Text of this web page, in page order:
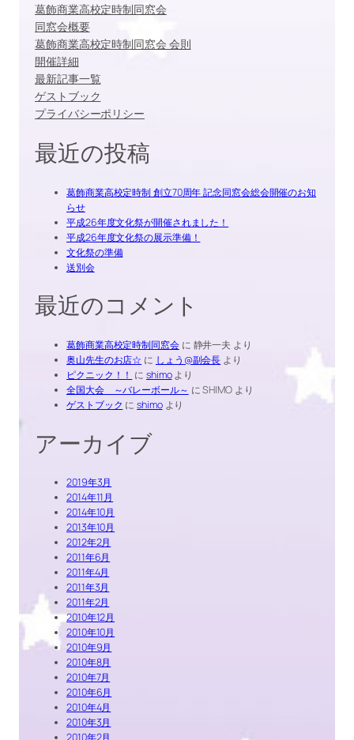
葛飾商業高校定時制同窓会
同窓会概要
葛飾商業高校定時制同窓会 会則
開催詳細
最新記事一覧
ゲストブック
プライバシーポリシー
最近の投稿
葛飾商業高校定時制 創立70周年 記念同窓会総会開催のお知
らせ
平成26年度文化祭が開催されました！
平成26年度文化祭の展示準備！
文化祭の準備
送別会
最近のコメント
葛飾商業高校定時制同窓会に 静井一夫 より
奥山先生のお店☆ に しょう@副会長 より
ピクニック！！ にshimoより
全国大会 ～バレーボール～ にSHIMOより
ゲストブック にshimoより
アーカイブ
2019年3月
2014年11月
2014年10月
2013年10月
2012年2月
2011年6月
2011年4月
2011年3月
2011年2月
2010年12月
2010年10月
2010年9月
2010年8月
2010年7月
2010年6月
2010年4月
2010年3月